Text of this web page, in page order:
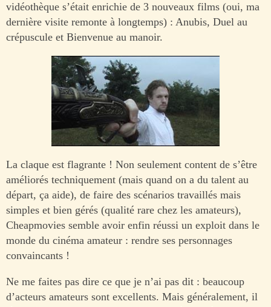
vidéothèque s’était enrichie de 3 nouveaux films (oui, ma
dernière visite remonte à longtemps) : Anubis, Duel au
crépuscule et Bienvenue au manoir.
La claque est flagrante ! Non seulement content de s’être
améliorés techniquement (mais quand on a du talent au
départ, ça aide), de faire des scénarios travaillés mais
simples et bien gérés (qualité rare chez les amateurs),
Cheapmovies semble avoir enfin réussi un exploit dans le
monde du cinéma amateur : rendre ses personnages
convaincants !
Ne me faites pas dire ce que je n’ai pas dit : beaucoup
d’acteurs amateurs sont excellents. Mais généralement, il